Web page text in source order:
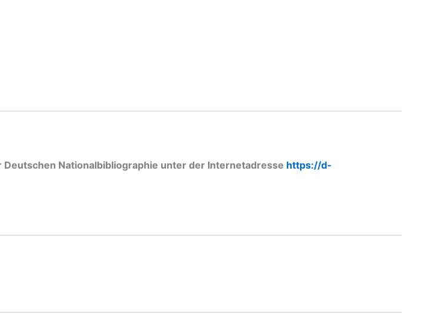
Nationalbibliographie unter der Internetadresse https://d-